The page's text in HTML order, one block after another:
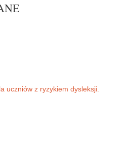
uczniów z ryzykiem dysleksji.